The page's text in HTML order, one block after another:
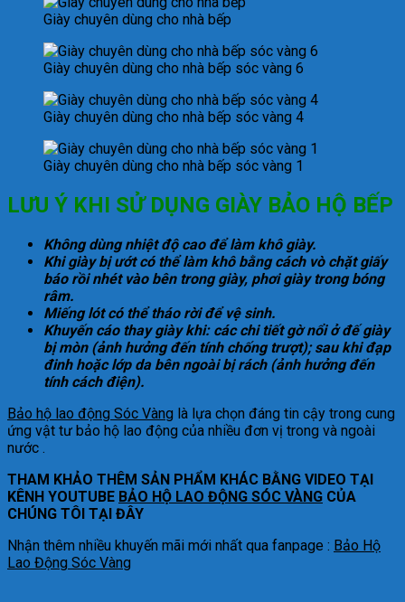
Giày chuyên dùng cho nhà bếp
Giày chuyên dùng cho nhà bếp sóc vàng 6
Giày chuyên dùng cho nhà bếp sóc vàng 4
Giày chuyên dùng cho nhà bếp sóc vàng 1
LƯU Ý KHI SỬ DỤNG GIÀY BẢO HỘ BẾP
Không dùng nhiệt độ cao để làm khô giày.
Khi giày bị ướt có thể làm khô bằng cách vò chặt giấy
báo rồi nhét vào bên trong giày, phơi giày trong bóng
râm.
Miếng lót có thể tháo rời để vệ sinh.
Khuyến cáo thay giày khi: các chi tiết gờ nổi ở đế giày
bị mòn (ảnh hưởng đến tính chống trượt); sau khi đạp
đinh hoặc lớp da bên ngoài bị rách (ảnh hưởng đến
tính cách điện).
Bảo hộ lao động Sóc Vàng là lựa chọn đáng tin cậy trong cung
ứng vật tư bảo hộ lao động của nhiều đơn vị trong và ngoài
nước .
THAM KHẢO THÊM SẢN PHẨM KHÁC BẰNG VIDEO TẠI
KÊNH YOUTUBE BẢO HỘ LAO ĐỘNG SÓC VÀNG CỦA
CHÚNG TÔI TẠI ĐÂY
Nhận thêm nhiều khuyến mãi mới nhất qua fanpage : Bảo Hộ
Lao Động Sóc Vàng